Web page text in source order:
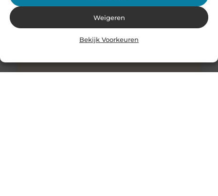
Weigeren
Bekijk Voorkeuren